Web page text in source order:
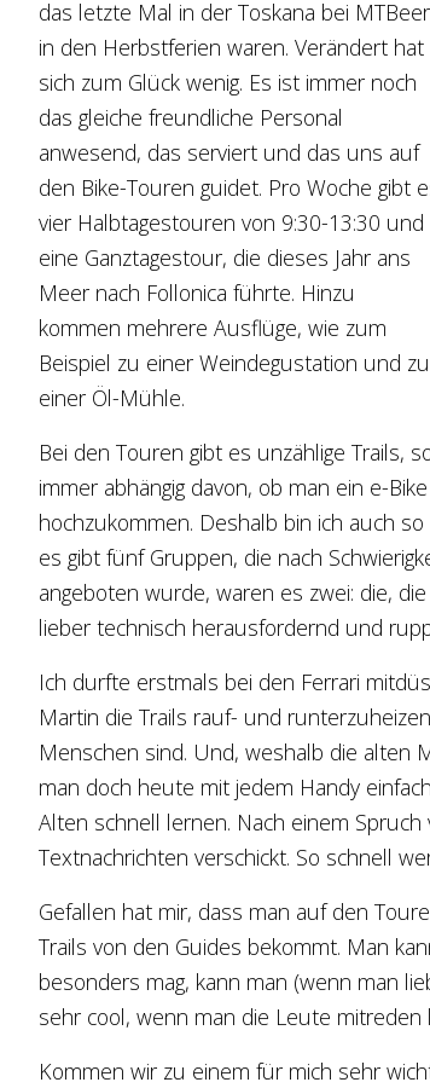
das letzte Mal in der Toskana bei MTBeer
in den Herbstferien waren. Verändert hat
sich zum Glück wenig. Es ist immer noch
das gleiche freundliche Personal
anwesend, das serviert und das uns auf
den Bike-Touren guidet. Pro Woche gibt
vier Halbtagestouren von 9:30-13:30 und
eine Ganztagestour, die dieses Jahr ans
Meer nach Follonica führte. Hinzu
kommen mehrere Ausflüge, wie zum
Beispiel zu einer Weindegustation und zu
einer Öl-Mühle.
Bei den Touren gibt es unzählige Trails,
immer abhängig davon, ob man ein e-
hochzukommen. Deshalb bin ich auch
es gibt fünf Gruppen, die nach
angeboten wurde, waren es zwei: die,
lieber technisch herausfordernd und
Ich durfte erstmals bei den Ferrari
Martin die Trails rauf- und
Menschen sind. Und, weshalb die alten
man doch heute mit jedem Handy
Alten schnell lernen. Nach einem
Textnachrichten verschickt. So schnell
Gefallen hat mir, dass man auf den
Trails von den Guides bekommt. Man
besonders mag, kann man (wenn man
sehr cool, wenn man die Leute
Kommen wir zu einem für mich sehr